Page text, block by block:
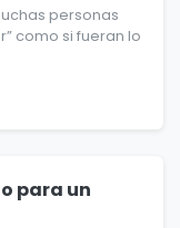
personas
como si fueran lo
para un